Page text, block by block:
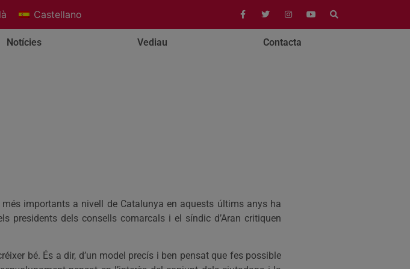
Castellano
Notícies Vediau Contacta
importants a nivell de Catalunya en aquests últims anys ha
presidents dels consells comarcals i el síndic d’Aran critiquen
bé. És a dir, d’un model precís i ben pensat que fes possible